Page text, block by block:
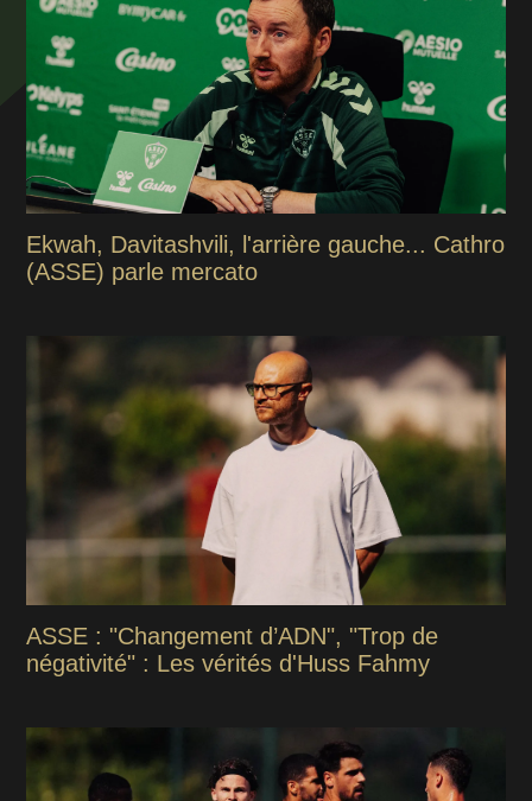
Ekwah, Davitashvili, l'arrière gauche... Cathro
(ASSE) parle mercato
ASSE : "Changement d’ADN", "Trop de
négativité" : Les vérités d'Huss Fahmy